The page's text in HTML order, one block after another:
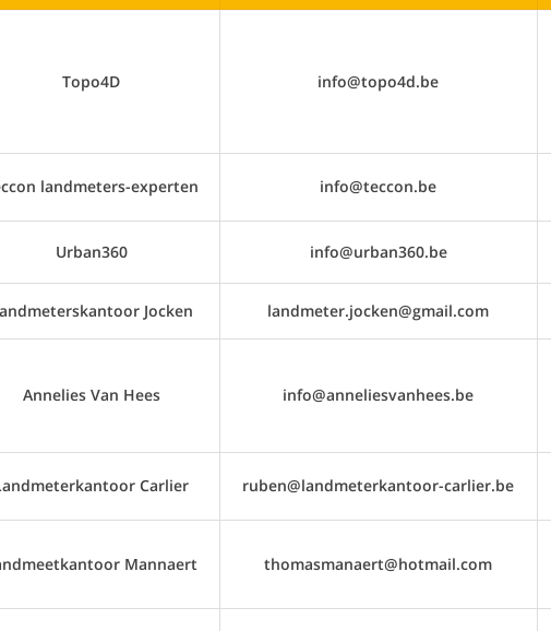
Topo4D info@topo4d.be
landmeters-experten info@teccon.be
Urban360 info@urban360.be
Jocken landmeter.jocken@gmail.com
Annelies Van Hees info@anneliesvanhees.be
Carlier ruben@landmeterkantoor-carlier.be
Mannaert thomasmanaert@hotmail.com